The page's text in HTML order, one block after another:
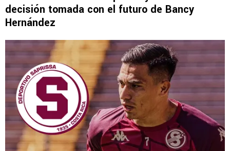
decisión tomada con el futuro de Bancy
Hernández